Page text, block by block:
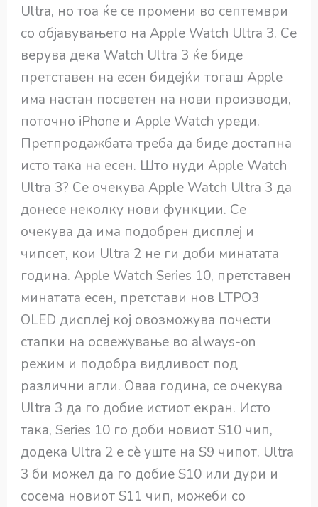
Ultra, но тоа ќе се промени во септември
со објавувањето на Apple Watch Ultra 3. Се
верува дека Watch Ultra 3 ќе биде
претставен на есен бидејќи тогаш Apple
има настан посветен на нови производи,
поточно iPhone и Apple Watch уреди.
Претпродажбата треба да биде достапна
исто така на есен. Што нуди Apple Watch
Ultra 3? Се очекува Apple Watch Ultra 3 да
донесе неколку нови функции. Се
очекува да има подобрен дисплеј и
чипсет, кои Ultra 2 не ги доби минатата
година. Apple Watch Series 10, претставен
минатата есен, претстави нов LTPO3
OLED дисплеј кој овозможува почести
стапки на освежување во always-on
режим и подобра видливост под
различни агли. Оваа година, се очекува
Ultra 3 да го добие истиот екран. Исто
така, Series 10 го доби новиот S10 чип,
додека Ultra 2 е сè уште на S9 чипот. Ultra
3 би можел да го добие S10 или дури и
сосема новиот S11 чип, можеби со